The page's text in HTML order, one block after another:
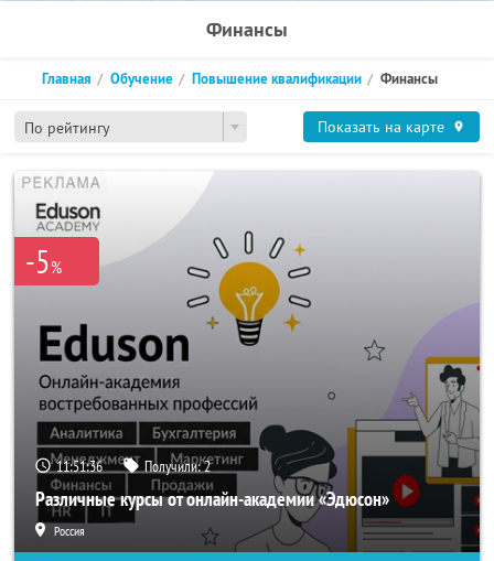
Финансы
По рейтингу
Главная Обучение Повышение квалификации Финансы
Показать на карте
-5%
11:51:36 Получили:2
Различные курсы от онлайн-академии «Эдюсон»
Россия